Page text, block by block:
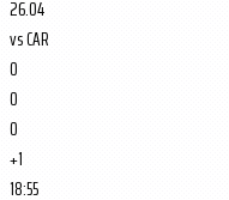
26.04
vsCAR
0
0
0
+1
18:55